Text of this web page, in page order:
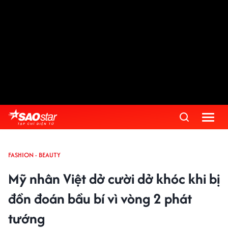
FASHION - BEAUTY
Mỹ nhân Việt dở cười dở khóc khi bị
đồn đoán bầu bí vì vòng 2 phát
tướng